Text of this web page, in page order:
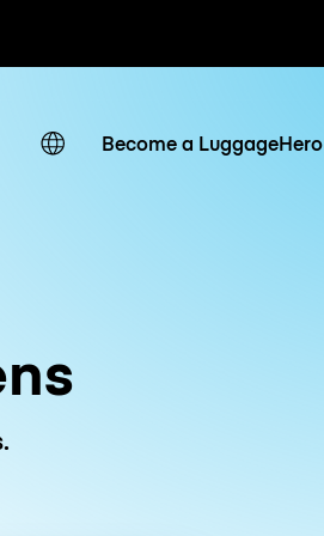
/ día
Become a LuggageHero